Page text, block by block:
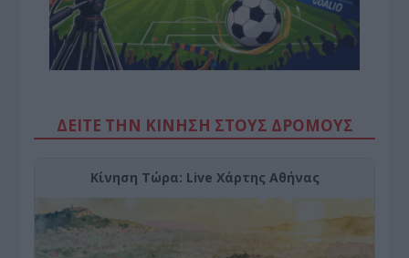
ΔΕΙΤΕ ΤΗΝ ΚΙΝΗΣΗ ΣΤΟΥΣ ΔΡΌΜΟΥΣ
Κίνηση Τώρα: Live Χάρτης Αθήνας